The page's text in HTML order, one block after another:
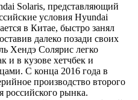
Solaris, представляющий
условия Hyundai
в Китае, быстро занял
далеко позади своих
Хендэ Солярис легко
и в кузове хетчбек и
С конца 2016 года в
производство второго
российского рынка.